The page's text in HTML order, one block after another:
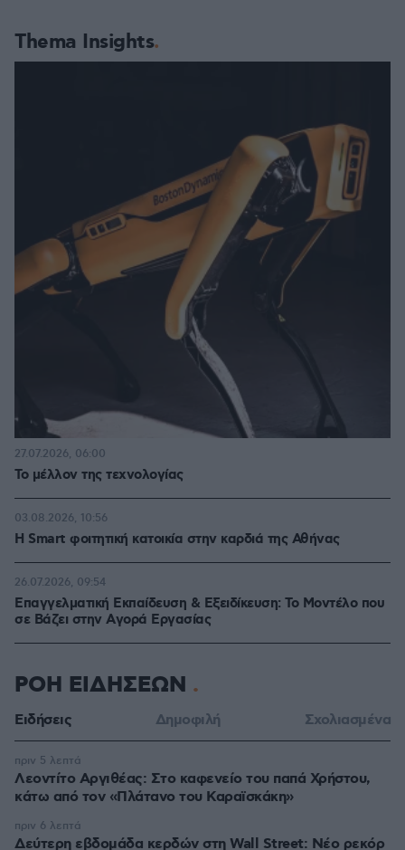
Thema Insights
Το μέλλον της τεχνολογίας
27.07.2026, 06:00
Η Smart φοιτητική κατοικία στην καρδιά της Αθήνας
03.08.2026, 10:56
Επαγγελματική Εκπαίδευση & Εξειδίκευση: Το Mοντέλο που
σε Bάζει στην Aγορά Eργασίας
26.07.2026, 09:54
ΡΟΗ ΕΙΔΗΣΕΩΝ
Ειδήσεις Δημοφιλή Σχολιασμένα
Λεοντίτο Αργιθέας: Στο καφενείο του παπά Χρήστου,
κάτω από τον «Πλάτανο του Καραϊσκάκη»
πριν 5 λεπτά
Δεύτερη εβδομάδα κερδών στη Wall Street: Νέο ρεκόρ
πριν 6 λεπτά